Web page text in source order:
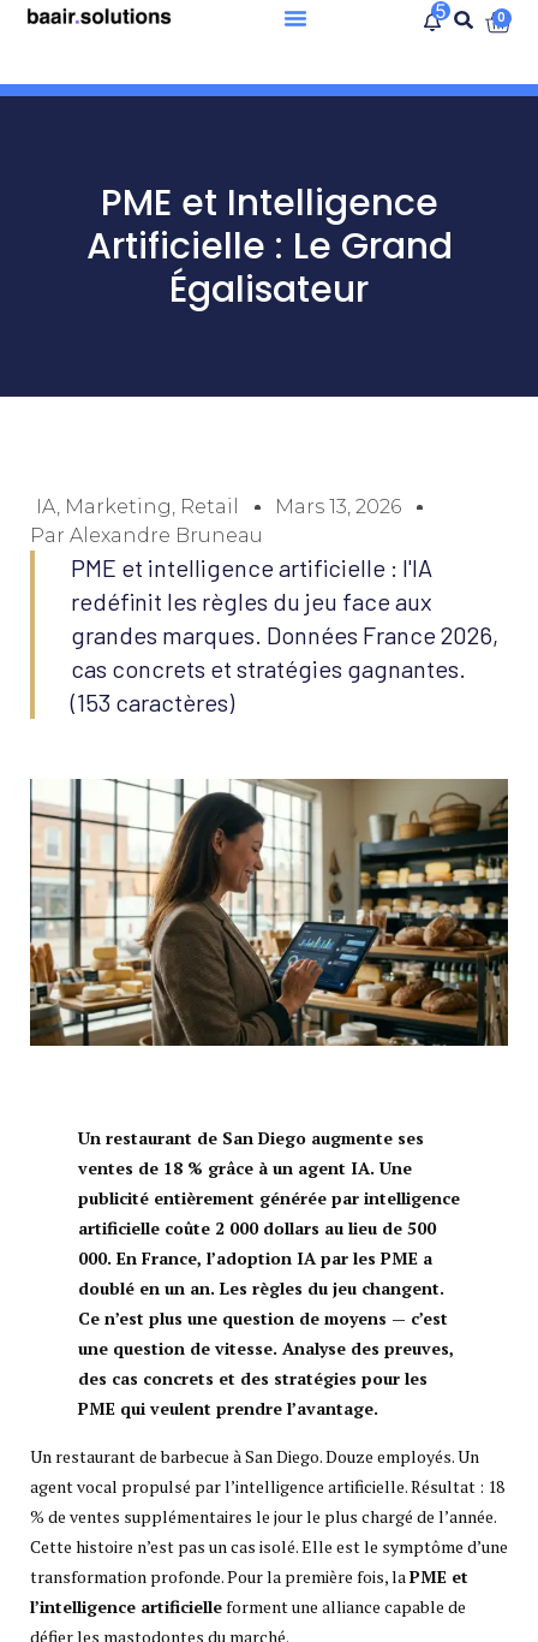
5 0
PME et Intelligence
Artificielle : Le Grand
Égalisateur
IA, Marketing, Retail
Mars 13, 2026
Par Alexandre Bruneau
PME et intelligence artificielle : l'IA
redéfinit les règles du jeu face aux
grandes marques. Données France 2026,
cas concrets et stratégies gagnantes.
(153 caractères)
Un restaurant de San Diego augmente ses
ventes de 18 % grâce à un agent IA. Une
publicité entièrement générée par intelligence
artificielle coûte 2 000 dollars au lieu de 500
000. En France, l’adoption IA par les PME a
doublé en un an. Les règles du jeu changent.
Ce n’est plus une question de moyens — c’est
une question de vitesse. Analyse des preuves,
des cas concrets et des stratégies pour les
PME qui veulent prendre l’avantage.
Un restaurant de barbecue à San Diego. Douze employés. Un
agent vocal propulsé par l’intelligence artificielle. Résultat : 18
% de ventes supplémentaires le jour le plus chargé de l’année.
Cette histoire n’est pas un cas isolé. Elle est le symptôme d’une
transformation profonde. Pour la première fois, la PME et
l’intelligence artificielleforment une alliance capable de
défier les mastodontes du marché.